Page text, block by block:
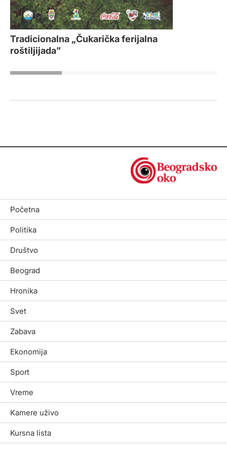
Tradicionalna „Čukarička ferijalna
roštiljijada”
Početna
Politika
Društvo
Beograd
Hronika
Svet
Zabava
Ekonomija
Sport
Vreme
Kamere uživo
Kursna lista